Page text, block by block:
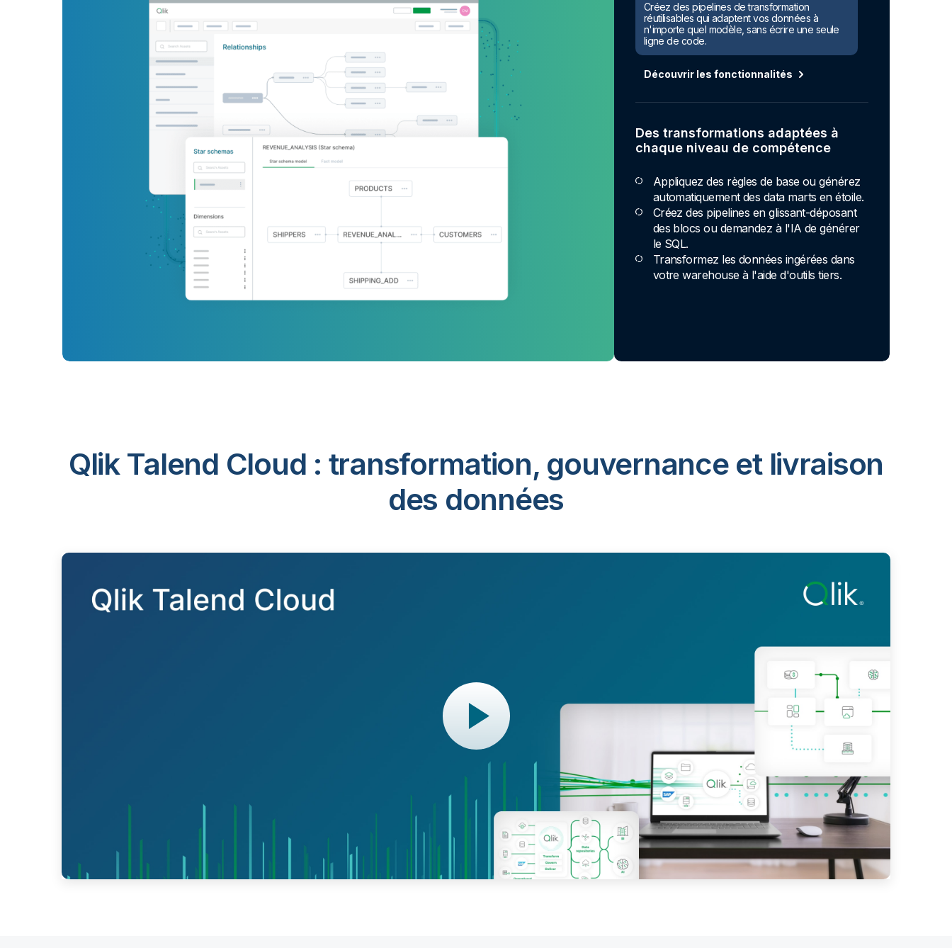
Créez des pipelines de transformation
réutilisables qui adaptent vos données à
n'importe quel modèle, sans écrire une seule
ligne de code.
Découvrir les fonctionnalités
Des transformations adaptées à
chaque niveau de compétence
Appliquez des règles de base ou générez
automatiquement des data marts en étoile.
Créez des pipelines en glissant-déposant
des blocs ou demandez à l'IA de générer
le SQL.
Transformez les données ingérées dans
votre warehouse à l'aide d'outils tiers.
Qlik Talend Cloud : transformation, gouvernance et livraison
des données